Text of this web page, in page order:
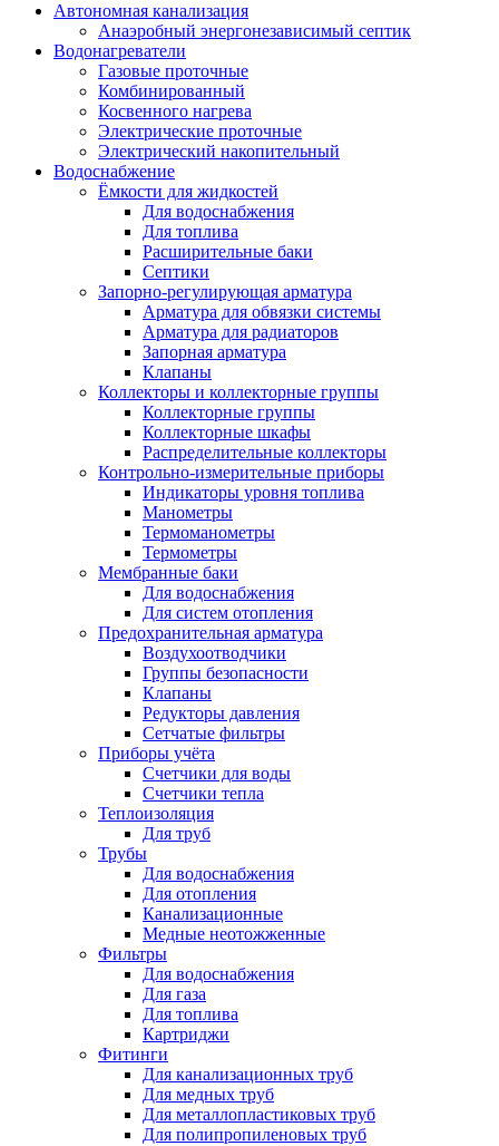
Автономная канализация
Анаэробный энергонезависимый септик
Водонагреватели
Газовые проточные
Комбинированный
Косвенного нагрева
Электрические проточные
Электрический накопительный
Водоснабжение
Ёмкости для жидкостей
Для водоснабжения
Для топлива
Расширительные баки
Септики
Запорно-регулирующая арматура
Арматура для обвязки системы
Арматура для радиаторов
Запорная арматура
Клапаны
Коллекторы и коллекторные группы
Коллекторные группы
Коллекторные шкафы
Распределительные коллекторы
Контрольно-измерительные приборы
Индикаторы уровня топлива
Манометры
Термоманометры
Термометры
Мембранные баки
Для водоснабжения
Для систем отопления
Предохранительная арматура
Воздухоотводчики
Группы безопасности
Клапаны
Редукторы давления
Сетчатые фильтры
Приборы учёта
Счетчики для воды
Счетчики тепла
Теплоизоляция
Для труб
Трубы
Для водоснабжения
Для отопления
Канализационные
Медные неотожженные
Фильтры
Для водоснабжения
Для газа
Для топлива
Картриджи
Фитинги
Для канализационных труб
Для медных труб
Для металлопластиковых труб
Для полипропиленовых труб